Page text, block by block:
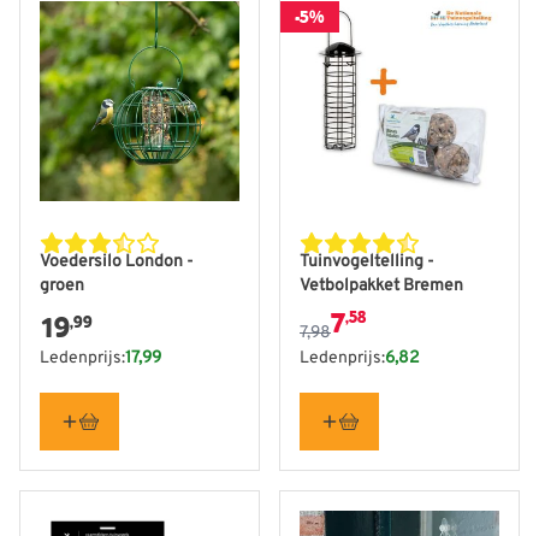
Voedersilo London -
groen
19,99
Ledenprijs:17,99
-5%
Tuinvogeltelling -
Vetbolpakket Bremen
De prijs is afhankelijk van
7,987,58
Ledenprijs:6,82